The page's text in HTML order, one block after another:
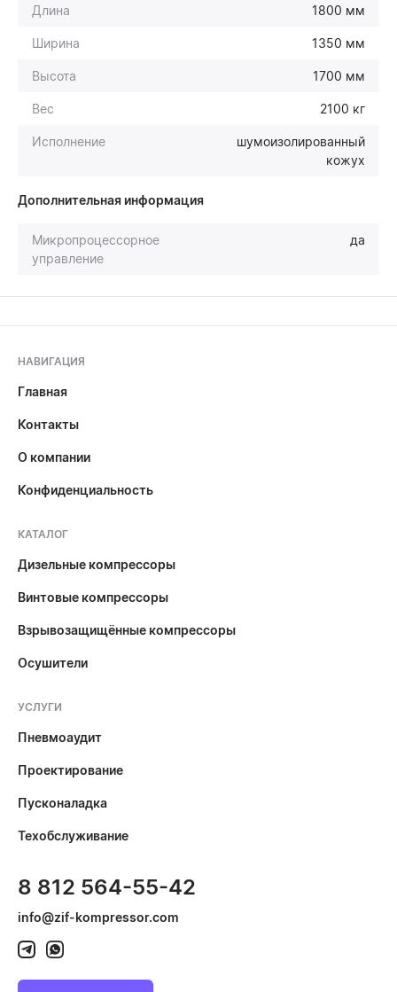
Длина 1800 мм
Ширина 1350 мм
Высота 1700 мм
Вес 2100 кг
Исполнение
шумоизолированный
кожух
Дополнительная информация
Микропроцессорное
управление
да
НАВИГАЦИЯ
Главная
Контакты
О компании
Конфиденциальность
КАТАЛОГ
Дизельные компрессоры
Винтовые компрессоры
Взрывозащищённые компрессоры
Осушители
УСЛУГИ
Пневмоаудит
Проектирование
Пусконаладка
Техобслуживание
8 812 564-55-42
info@zif-kompressor.com